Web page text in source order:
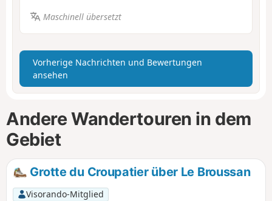
Maschinell übersetzt
Vorherige Nachrichten und Bewertungen
ansehen
Andere Wandertouren in dem
Gebiet
Grotte du Croupatier über Le Broussan
Visorando-Mitglied